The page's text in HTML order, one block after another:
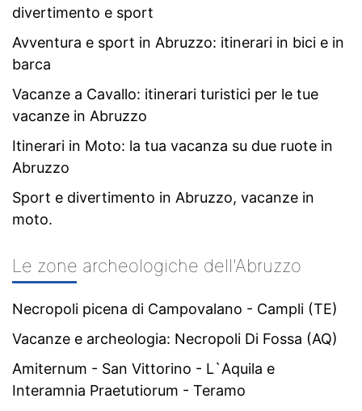
divertimento e sport
Avventura e sport in Abruzzo: itinerari in bici e in
barca
Vacanze a Cavallo: itinerari turistici per le tue
vacanze in Abruzzo
Itinerari in Moto: la tua vacanza su due ruote in
Abruzzo
Sport e divertimento in Abruzzo, vacanze in
moto.
Le zone archeologiche dell'Abruzzo
Necropoli picena di Campovalano - Campli (TE)
Vacanze e archeologia: Necropoli Di Fossa (AQ)
Amiternum - San Vittorino - L`Aquila e
Interamnia Praetutiorum - Teramo